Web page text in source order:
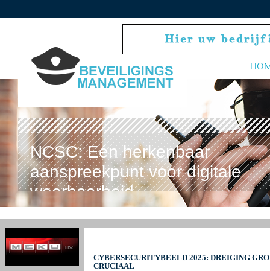
NCSC: Eén herkenbaar
aanspreekpunt voor digitale
weerbaarheid
CYBERSECURITYBEELD 2025: DREIGING
CRUCIAAL